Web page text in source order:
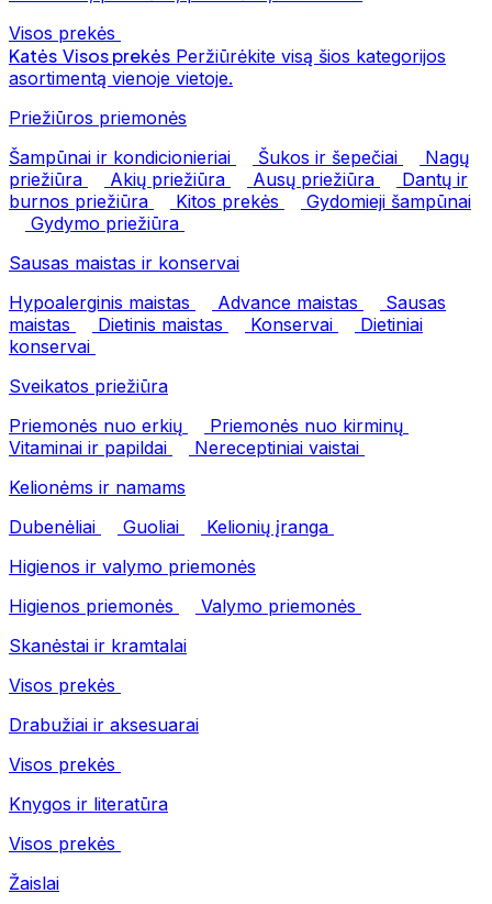
Visos prekės
Katės Visos prekės Peržiūrėkite visą šios kategorijos
asortimentą vienoje vietoje.
Priežiūros priemonės
Šampūnai ir kondicionieriai
Šukos ir šepečiai
Nagų
priežiūra
Akių priežiūra Ausų priežiūra
Dantų ir
burnos priežiūra
Kitos prekės
Gydomieji šampūnai
Gydymo priežiūra
Sausas maistas ir konservai
Hypoalerginis maistas
Advance maistas
Sausas
maistas
Dietinis maistas Konservai
Dietiniai
konservai
Sveikatos priežiūra
Priemonės nuo erkių
Priemonės nuo kirminų
Vitaminai ir papildai
Nereceptiniai vaistai
Kelionėms ir namams
Dubenėliai
Guoliai
Kelionių įranga
Higienos ir valymo priemonės
Higienos priemonės
Valymo priemonės
Skanėstai ir kramtalai
Visos prekės
Drabužiai ir aksesuarai
Visos prekės
Knygos ir literatūra
Visos prekės
Žaislai